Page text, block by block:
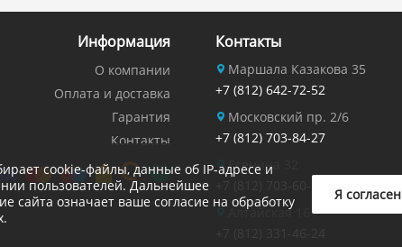
Информация
О компании
Оплата и доставка
Гарантия
Контакты
Контакты
Маршала Казакова 35
+7 (812) 642-72-52
Московский пр. 2/6
+7 (812) 703-84-27
Есенина 32
Алтайская 16
cookie-файлы, данные об IP-адресе и
пользователей. Дальнейшее
сайта означает ваше согласие на обработку
Я согласен